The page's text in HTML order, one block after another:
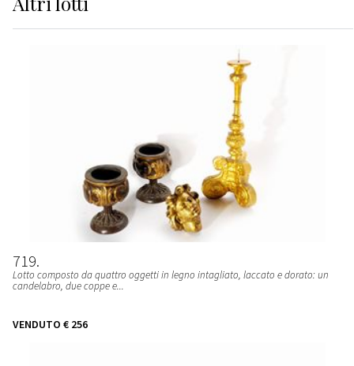
719
Lotto composto da quattro oggetti in legno intagliato, laccato e dorato: un
candelabro, due coppe e...
VENDUTO € 256